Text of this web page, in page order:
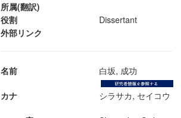
所属(翻訳)
役割
Dissertant
外部リンク
名前 白坂, 成功
カナ シラサカ, セイコウ